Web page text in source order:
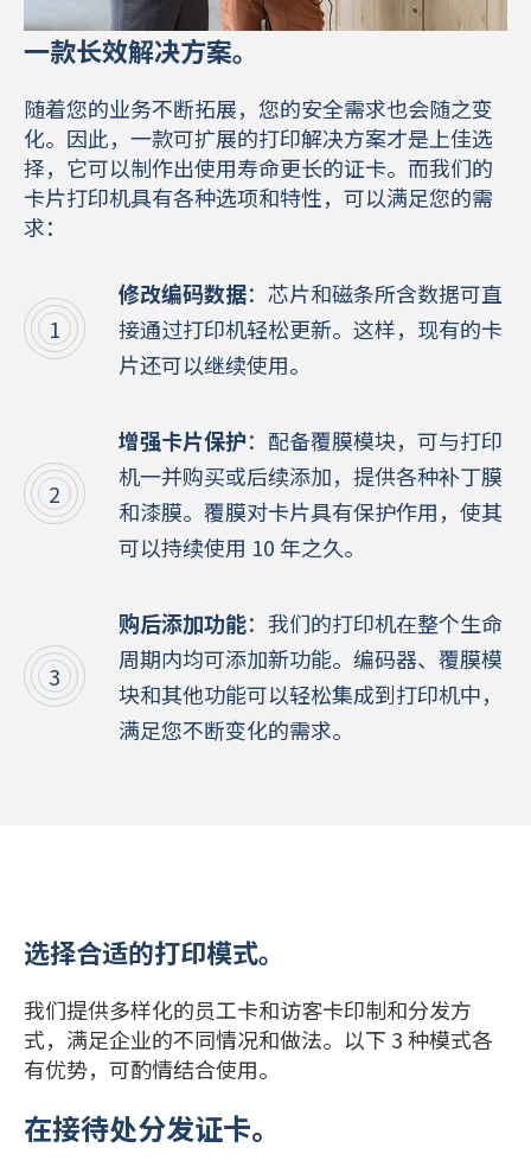
一款长效解决方案。
随着您的业务不断拓展，您的安全需求也会随之变
化。因此，一款可扩展的打印解决方案才是上佳选
择，它可以制作出使用寿命更长的证卡。而我们的
卡片打印机具有各种选项和特性，可以满足您的需
求：
修改编码数据：芯片和磁条所含数据可直
接通过打印机轻松更新。这样，现有的卡
片还可以继续使用。
增强卡片保护：配备覆膜模块，可与打印
机一并购买或后续添加，提供各种补丁膜
和漆膜。覆膜对卡片具有保护作用，使其
可以持续使用 10 年之久。
购后添加功能：我们的打印机在整个生命
周期内均可添加新功能。编码器、覆膜模
块和其他功能可以轻松集成到打印机中，
满足您不断变化的需求。
选择合适的打印模式。
我们提供多样化的员工卡和访客卡印制和分发方
式，满足企业的不同情况和做法。以下 3 种模式各
有优势，可酌情结合使用。
在接待处分发证卡。